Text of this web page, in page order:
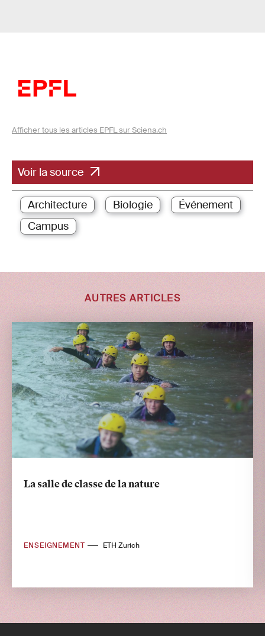
Afficher tous les articles EPFL sur Sciena.ch
Voir la source
Architecture Biologie
Événement
Campus
AUTRES ARTICLES
La salle de classe de la nature
ENSEIGNEMENT ETH Zurich